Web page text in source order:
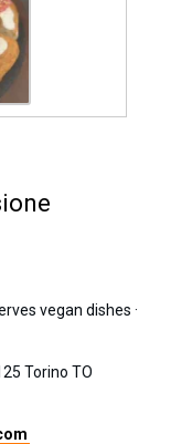
vegan dishes ·
Torino TO